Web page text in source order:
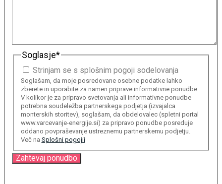
Soglasje*
Strinjam se s splošnim pogoji sodelovanja
Soglašam, da moje posredovane osebne podatke lahko
zberete in uporabite za namen priprave informativne ponudbe.
V kolikor je za pripravo svetovanja ali informativne ponudbe
potrebna soudeležba partnerskega podjetja (izvajalca
monterskih storitev), soglašam, da obdelovalec (spletni portal
www.varcevanje-energije.si) za pripravo ponudbe posreduje
oddano povpraševanje ustreznemu partnerskemu podjetju.
Več na Splošni pogojii